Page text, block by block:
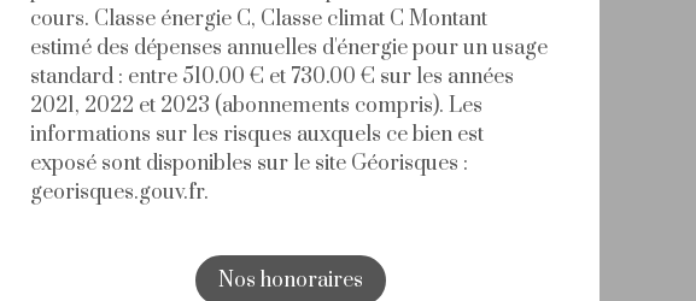
cours. Classe énergie C, Classe climat C Montant
estimé des dépenses annuelles d'énergie pour un usage
standard : entre 510.00 € et 730.00 € sur les années
2021, 2022 et 2023 (abonnements compris). Les
informations sur les risques auxquels ce bien est
exposé sont disponibles sur le site Géorisques :
georisques.gouv.fr.
Nos honoraires